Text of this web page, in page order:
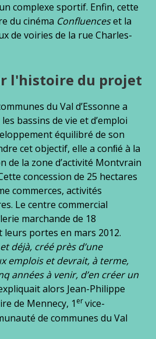
complexe sportif. Enfin, cette
du cinéma Confluenceset la
de voiries de la rue Charles-
l'histoire du projet
du Val d’Essonne a
bassins de vie et d’emploi
équilibré de son
cet objectif, elle a conﬁé à la
de la zone d’activité Montvrain
concession de 25 hectares
commerces, activités
Le centre commercial
marchande de 18
portes en mars 2012.
déjà, créé près d’une
emplois et devrait, à terme,
années à venir, d’en créer un
alors Jean-Philippe
de Mennecy, 1 ervice-
de communes du Val